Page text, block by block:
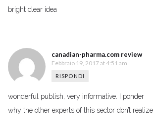
bright clear idea
canadian-pharma.com review
Febbraio 19, 2017 at 4:51 am
RISPONDI
wonderful publish, very informative. I ponder
why the other experts of this sector don’t